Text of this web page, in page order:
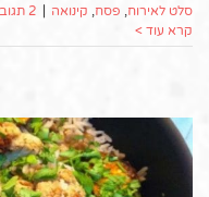
סלט לאירוח פסח קינואה | 2 תגובות
קרא עוד >